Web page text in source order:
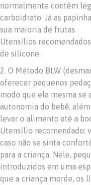
normalmente contêm
carboidrato. Já as
sua maioria de frutas
Utensílios
de silicone.
2. O Método BLW
oferecer pequenos
modo que ela mesma se
autonomia do bebê,
levar o alimento até a
Utensílio recomendado:
caso não se sinta
para a criança. Nele,
introduzidos em uma
que a criança morde, os